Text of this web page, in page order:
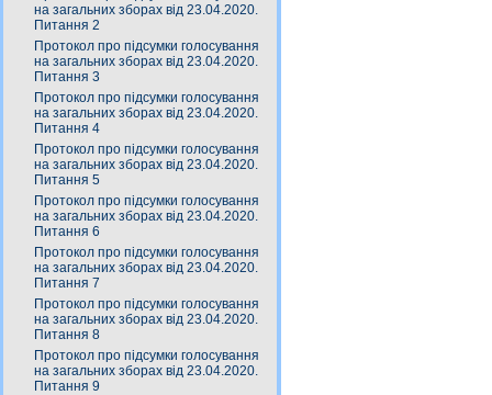
на загальних зборах від 23.04.2020.
Питання 2
Протокол про підсумки голосування
на загальних зборах від 23.04.2020.
Питання 3
Протокол про підсумки голосування
на загальних зборах від 23.04.2020.
Питання 4
Протокол про підсумки голосування
на загальних зборах від 23.04.2020.
Питання 5
Протокол про підсумки голосування
на загальних зборах від 23.04.2020.
Питання 6
Протокол про підсумки голосування
на загальних зборах від 23.04.2020.
Питання 7
Протокол про підсумки голосування
на загальних зборах від 23.04.2020.
Питання 8
Протокол про підсумки голосування
на загальних зборах від 23.04.2020.
Питання 9